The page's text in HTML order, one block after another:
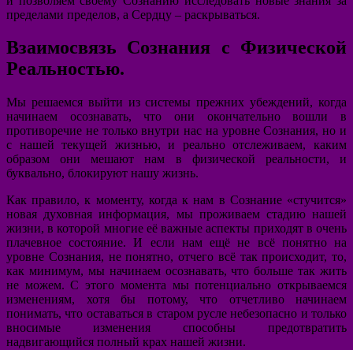
пределами пределов, а Сердцу – раскрываться.
Взаимосвязь Сознания с Физической
Реальностью.
Мы решаемся выйти из системы прежних убеждений, когда
начинаем осознавать, что они окончательно вошли в
противоречие не только внутри нас на уровне Сознания, но и
с нашей текущей жизнью, и реально отслеживаем, каким
образом они мешают нам в физической реальности, и
буквально, блокируют нашу жизнь.
Как правило, к моменту, когда к нам в Сознание «стучится»
новая духовная информация, мы проживаем стадию нашей
жизни, в которой многие её важные аспекты приходят в очень
плачевное состояние. И если нам ещё не всё понятно на
уровне Сознания, не понятно, отчего всё так происходит, то,
как минимум, мы начинаем осознавать, что больше так жить
не можем. С этого момента мы потенциально открываемся
изменениям, хотя бы потому, что отчетливо начинаем
понимать, что оставаться в старом русле небезопасно и только
вносимые изменения способны предотвратить
надвигающийся полный крах нашей жизни.